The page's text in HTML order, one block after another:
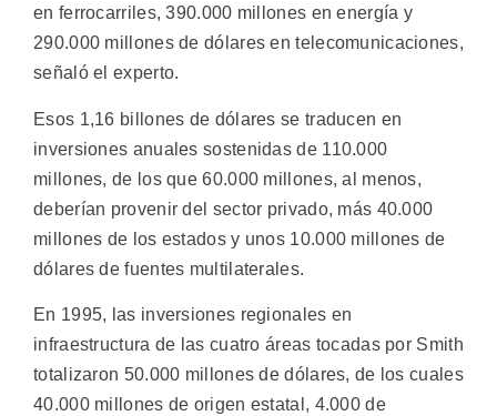
en ferrocarriles, 390.000 millones en energía y
290.000 millones de dólares en telecomunicaciones,
señaló el experto.
Esos 1,16 billones de dólares se traducen en
inversiones anuales sostenidas de 110.000
millones, de los que 60.000 millones, al menos,
deberían provenir del sector privado, más 40.000
millones de los estados y unos 10.000 millones de
dólares de fuentes multilaterales.
En 1995, las inversiones regionales en
infraestructura de las cuatro áreas tocadas por Smith
totalizaron 50.000 millones de dólares, de los cuales
40.000 millones de origen estatal, 4.000 de